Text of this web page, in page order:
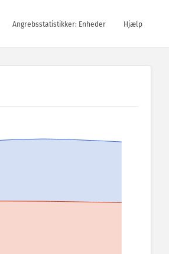
Angrebsstatistikker: Enheder Hjælp